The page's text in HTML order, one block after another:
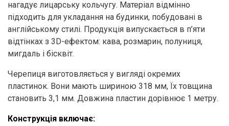
нагадує лицарську кольчугу. Матеріал відмінно
підходить для укладання на будинки, побудовані в
англійському стилі. Продукція випускається в п’яти
відтінках з 3D-ефектом: кава, розмарин, полуниця,
мигдаль і бісквіт.
Черепиця виготовляється у вигляді окремих
пластинок. Вони мають шириною 318 мм, Їх товщина
становить 3,1 мм. Довжина пластин дорівнює 1 метру.
Конструкція включає: